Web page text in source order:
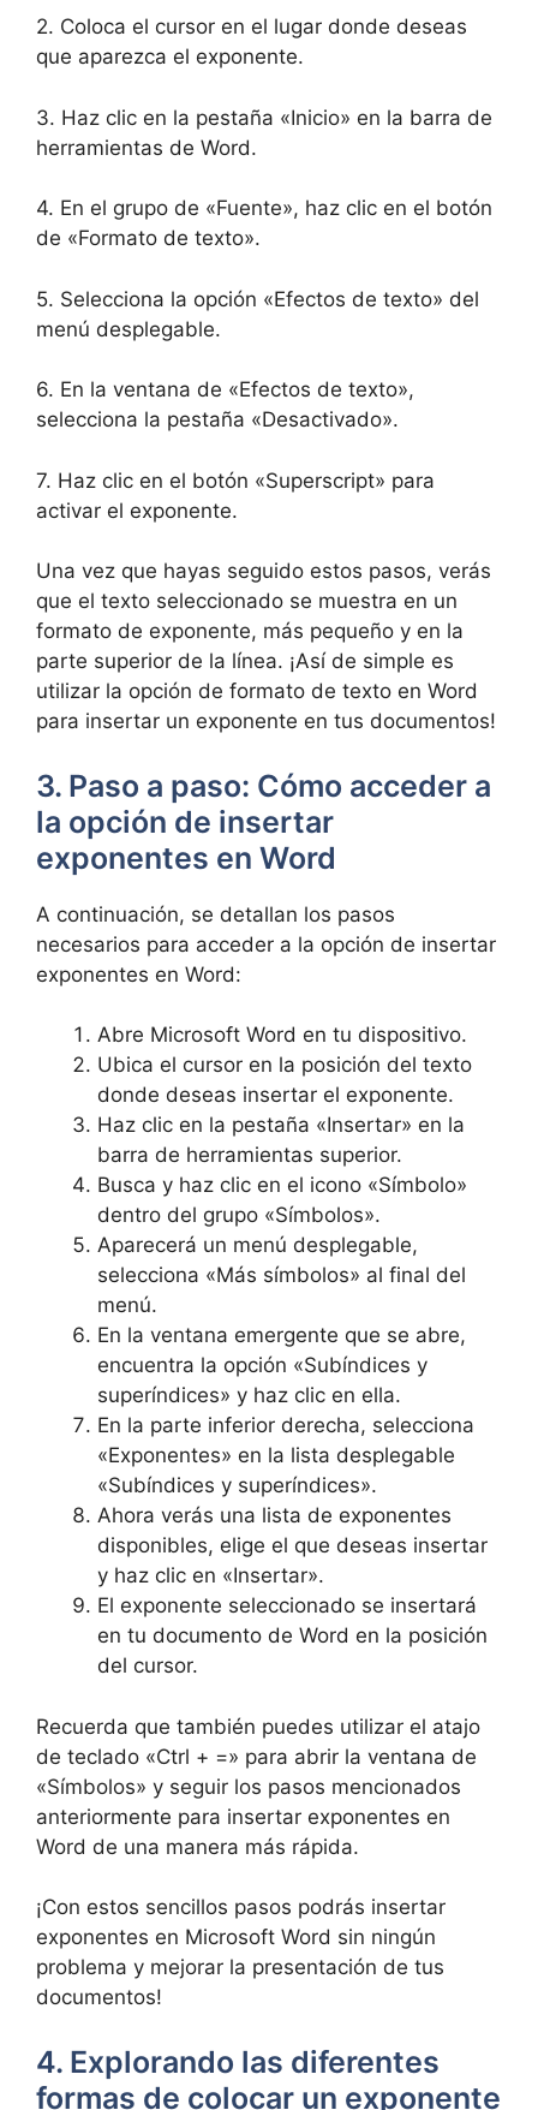
2. Coloca el cursor en el lugar donde deseas
que aparezca el exponente.
3. Haz clic en la pestaña «Inicio» en la barra de
herramientas de Word.
4. En el grupo de «Fuente», haz clic en el botón
de «Formato de texto».
5. Selecciona la opción «Efectos de texto» del
menú desplegable.
6. En la ventana de «Efectos de texto»,
selecciona la pestaña «Desactivado».
7. Haz clic en el botón «Superscript» para
activar el exponente.
Una vez que hayas seguido estos pasos, verás
que el texto seleccionado se muestra en un
formato de exponente, más pequeño y en la
parte superior de la línea. ¡Así de simple es
utilizar la opción de formato de texto en Word
para insertar un exponente en tus documentos!
3. Paso a paso: Cómo acceder a
la opción de insertar
exponentes en Word
A continuación, se detallan los pasos
necesarios para acceder a la opción de insertar
exponentes en Word:
Abre Microsoft Word en tu dispositivo.
Ubica el cursor en la posición del texto
donde deseas insertar el exponente.
Haz clic en la pestaña «Insertar» en la
barra de herramientas superior.
Busca y haz clic en el icono «Símbolo»
dentro del grupo «Símbolos».
Aparecerá un menú desplegable,
selecciona «Más símbolos» al final del
menú.
En la ventana emergente que se abre,
encuentra la opción «Subíndices y
superíndices» y haz clic en ella.
En la parte inferior derecha, selecciona
«Exponentes» en la lista desplegable
«Subíndices y superíndices».
Ahora verás una lista de exponentes
disponibles, elige el que deseas insertar
y haz clic en «Insertar».
El exponente seleccionado se insertará
en tu documento de Word en la posición
del cursor.
Recuerda que también puedes utilizar el atajo
de teclado «Ctrl + =» para abrir la ventana de
«Símbolos» y seguir los pasos mencionados
anteriormente para insertar exponentes en
Word de una manera más rápida.
¡Con estos sencillos pasos podrás insertar
exponentes en Microsoft Word sin ningún
problema y mejorar la presentación de tus
documentos!
4. Explorando las diferentes
formas de colocar un exponente